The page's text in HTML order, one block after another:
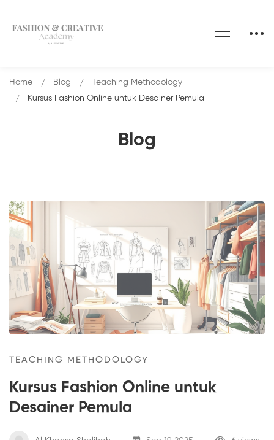
Blog
Home Blog
Teaching Methodology
Kursus Fashion Online untuk Desainer Pemula
TEACHING METHODOLOGY
Kursus Fashion Online untuk
Desainer Pemula